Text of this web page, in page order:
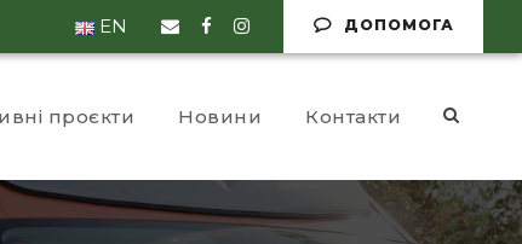
ДОПОМОГА
EN
проєкти Новини Контакти